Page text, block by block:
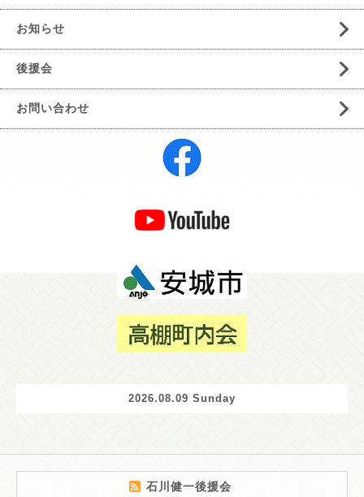
お知らせ
後援会
お問い合わせ
2026.08.09 Sunday
石川健一後援会